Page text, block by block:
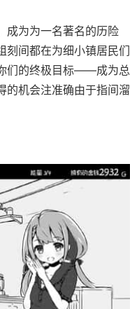
成为为一名著名的历险
间都在为细小镇居民们
们的终极目标——成为总
的机会注准确由于指间溜